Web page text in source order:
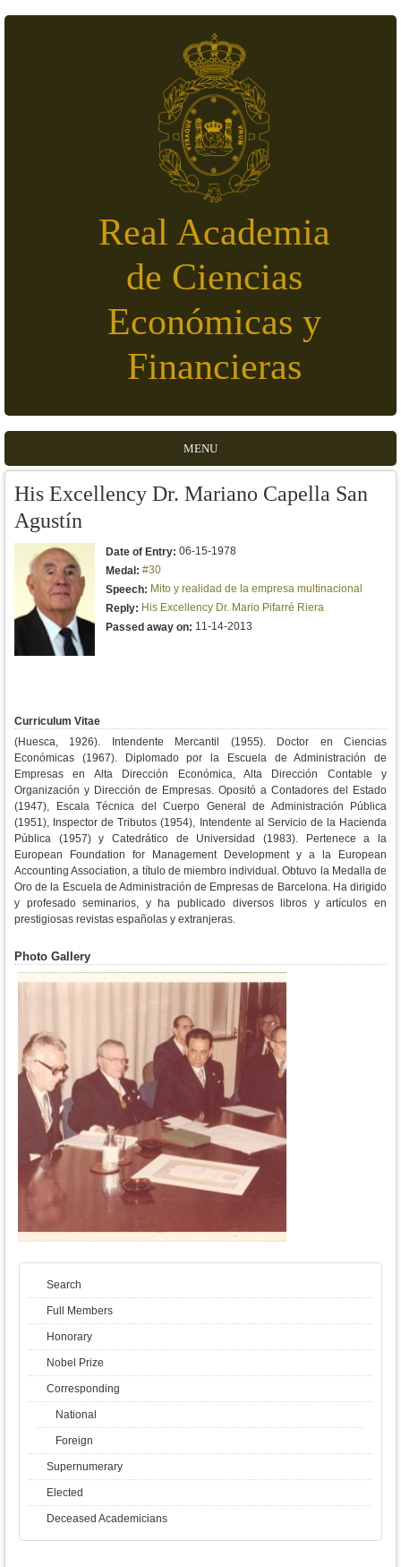
Real Academia
de Ciencias
Económicas y
Financieras
MENU
His Excellency Dr. Mariano Capella San
Agustín
Date of Entry: 06-15-1978
Medal: #30
Speech: Mito y realidad de la empresa multinacional
Reply: His Excellency Dr. Mario Pifarré Riera
Passed away on: 11-14-2013
Curriculum Vitae
(Huesca, 1926). Intendente Mercantil (1955). Doctor en Ciencias
Económicas (1967). Diplomado por la Escuela de Administración de
Empresas en Alta Dirección Económica, Alta Dirección Contable y
Organización y Dirección de Empresas. Opositó a Contadores del Estado
(1947), Escala Técnica del Cuerpo General de Administración Pública
(1951), Inspector de Tributos (1954), Intendente al Servicio de la Hacienda
Pública (1957) y Catedrático de Universidad (1983). Pertenece a la
European Foundation for Management Development y a la European
Accounting Association, a título de miembro individual. Obtuvo la Medalla de
Oro de la Escuela de Administración de Empresas de Barcelona. Ha dirigido
y profesado seminarios, y ha publicado diversos libros y artículos en
prestigiosas revistas españolas y extranjeras.
Photo Gallery
Search
Full Members
Honorary
Nobel Prize
Corresponding
National
Foreign
Supernumerary
Elected
Deceased Academicians